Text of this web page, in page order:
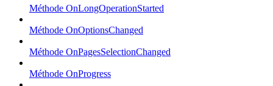
Méthode OnLongOperationStarted
Méthode OnOptionsChanged
Méthode OnPagesSelectionChanged
Méthode OnProgress